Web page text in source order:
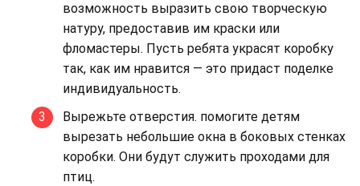
возможность выразить свою творческую
натуру, предоставив им краски или
фломастеры. Пусть ребята украсят коробку
так, как им нравится — это придаст поделке
индивидуальность.
Вырежьте отверстия. помогите детям
вырезать небольшие окна в боковых стенках
коробки. Они будут служить проходами для
птиц.